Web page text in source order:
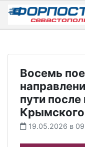
Skip
content
Восемь
пути
19.05.2026 в